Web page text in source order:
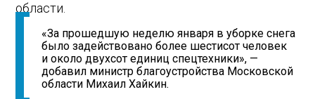
области.
«За прошедшую неделю января в уборке снега
было задействовано более шестисот человек
и около двухсот единиц спецтехники», —
добавил министр благоустройства Московской
области Михаил Хайкин.